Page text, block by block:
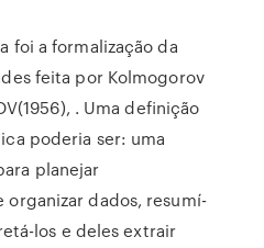
foi a formalização da
feita por Kolmogorov
. Uma deﬁnição
poderia ser: uma
planejar
dados, resumí-
los e deles extrair